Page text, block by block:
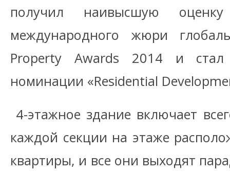
получил наивысшую
международного жюри
Property Awards 2014 и
номинации «Residential
4-этажное здание включает
каждой секции на этаже
квартиры, и все они выходят